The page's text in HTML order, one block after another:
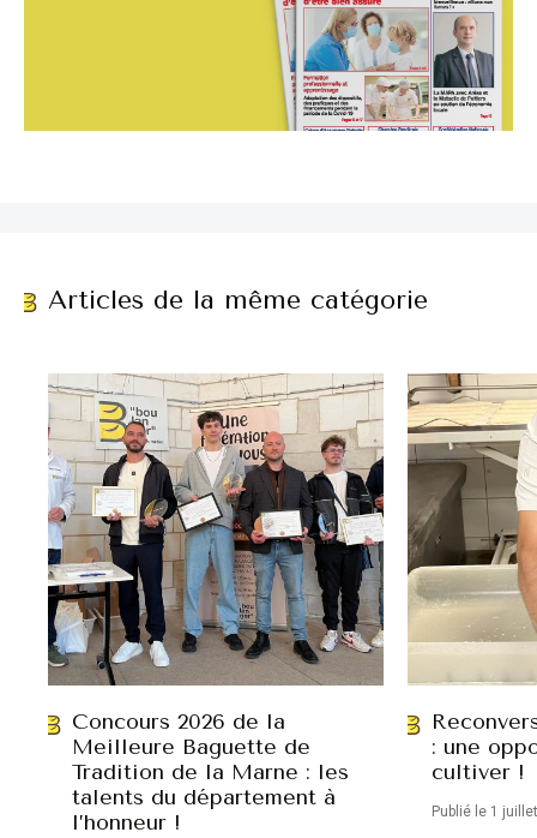
Articles de la même catégorie
Concours 2026 de la
Meilleure Baguette de
Tradition de la Marne : les
talents du département à
l’honneur !
: une
cultiver !
Publié le 1